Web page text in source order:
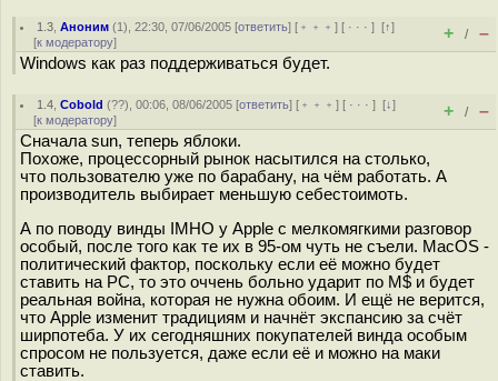
1.3 ,Аноним (1), 22:30, 07/06/2005 [ответить] [ ﹢﹢﹢] [ · · ·][↑]
[к модератору] + / –
Windows как раз поддерживаться будет.
1.4 ,Cobold (??), 00:06, 08/06/2005 [ответить] [ ﹢﹢﹢] [ · · ·][↓]
[к модератору] + / –
Сначала sun, теперь яблоки.
Похоже, процессорный рынок насытился на столько,
что пользователю уже по барабану, на чём работать. А
производитель выбирает меньшую себестоимоть.
А по поводу винды IMHO у Apple с мелкомягкими разговор
особый, после того как те их в 95-ом чуть не съели. MacOS -
политический фактор, поскольку если её можно будет
ставить на PC, то это оччень больно ударит по M$ и будет
реальная война, которая не нужна обоим. И ещё не верится,
что Apple изменит традициям и начнёт экспансию за счёт
ширпотеба. У их сегодняшних покупателей винда особым
спросом не пользуется, даже если её и можно на маки
ставить.